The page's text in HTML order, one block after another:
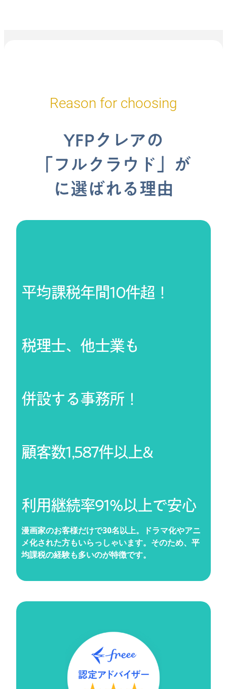
Reason for choosing
YFPクレアの
「フルクラウド」が
に選ばれる理由
平均課税年間10件超！
税理士、他士業も
併設する事務所！
顧客数1,587件以上&
利用継続率91%以上で安心
漫画家のお客様だけで30名以上。ドラマ化やアニ
メ化された方もいらっしゃいます。そのため、平
均課税の経験も多いのが特徴です。